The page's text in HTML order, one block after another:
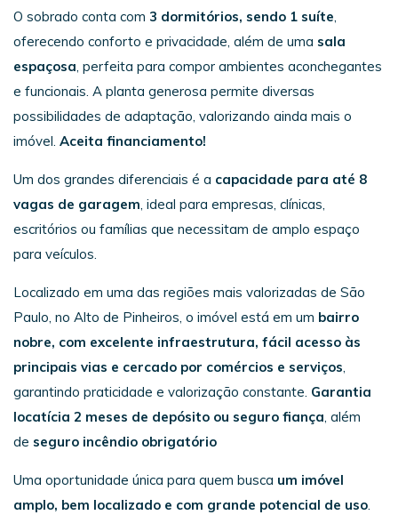
O sobrado conta com 3 dormitórios, sendo 1 suíte,
oferecendo conforto e privacidade, além de uma sala
espaçosa, perfeita para compor ambientes aconchegantes
e funcionais. A planta generosa permite diversas
possibilidades de adaptação, valorizando ainda mais o
imóvel. Aceita financiamento!
Um dos grandes diferenciais é a capacidade para até 8
vagas de garagem, ideal para empresas, clínicas,
escritórios ou famílias que necessitam de amplo espaço
para veículos.
Localizado em uma das regiões mais valorizadas de São
Paulo, no Alto de Pinheiros, o imóvel está em um bairro
nobre, com excelente infraestrutura, fácil acesso às
principais vias e cercado por comércios e serviços,
garantindo praticidade e valorização constante. Garantia
locatícia 2 meses de depósito ou seguro fiança, além
de seguro incêndio obrigatório
Uma oportunidade única para quem busca um imóvel
amplo, bem localizado e com grande potencial de uso.